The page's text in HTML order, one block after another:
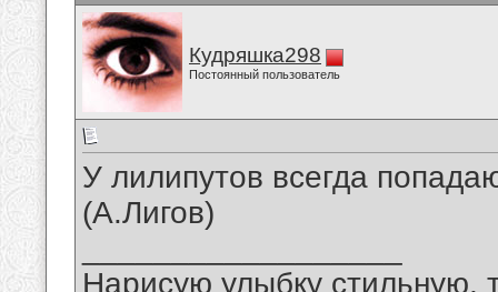
Кудряшка298
Постоянный пользователь
У лилипутов всегда
(А.Лигов)
Нарисую улыбку стильную,